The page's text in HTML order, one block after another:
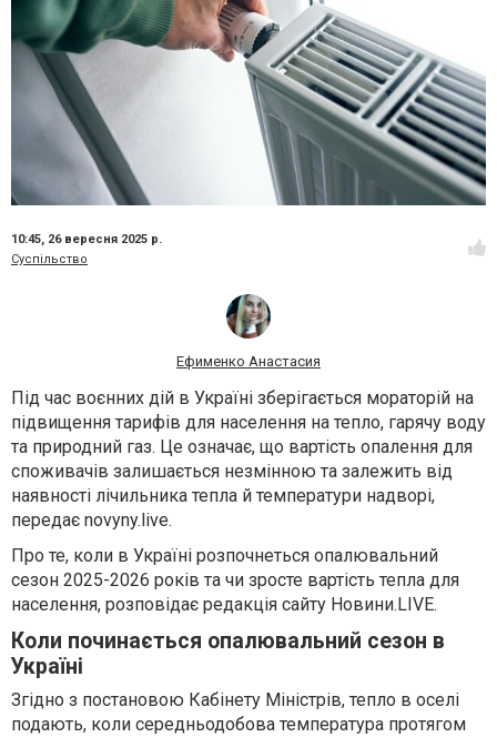
10:45, 26 вересня 2025 р.
Суспільство
Ефименко Анастасия
Під час воєнних дій в Україні зберігається мораторій на
підвищення тарифів для населення на тепло, гарячу воду
та природний газ. Це означає, що вартість опалення для
споживачів залишається незмінною та залежить від
наявності лічильника тепла й температури надворі,
передає novyny.live.
Про те, коли в Україні розпочнеться опалювальний
сезон 2025-2026 років та чи зросте вартість тепла для
населення, розповідає редакція сайту Новини.LIVE.
Коли починається опалювальний сезон в
Україні
Згідно з постановою Кабінету Міністрів, тепло в оселі
подають, коли середньодобова температура протягом